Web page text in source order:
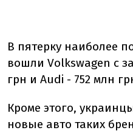
В пятерку наиболее
вошли Volkswagen с
грн и Audi - 752 млн
Кроме этого,
новые авто таких